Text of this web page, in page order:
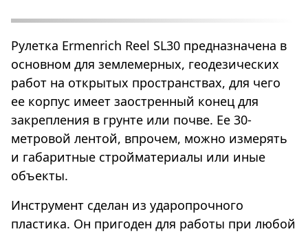
Рулетка Ermenrich Reel SL30 предназначена в
основном для землемерных, геодезических
работ на открытых пространствах, для чего
ее корпус имеет заостренный конец для
закрепления в грунте или почве. Ее 30-
метровой лентой, впрочем, можно измерять
и габаритные стройматериалы или иные
объекты.
Инструмент сделан из ударопрочного
пластика. Он пригоден для работы при любой